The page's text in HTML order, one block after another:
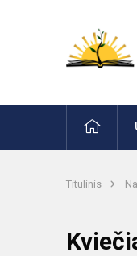
Titulinis